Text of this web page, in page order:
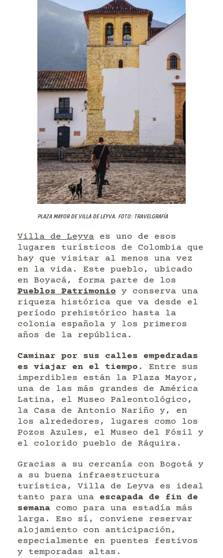
Plaza Mayor de Villa de Leyva. Foto: Travelgrafía
Villa de Leyva es uno de esos
lugares turísticos de Colombia que
hay que visitar al menos una vez
en la vida. Este pueblo, ubicado
en Boyacá, forma parte de los
Pueblos Patrimonio y conserva una
riqueza histórica que va desde el
período prehistórico hasta la
colonia española y los primeros
años de la república.
Caminar por sus calles empedradas
es viajar en el tiempo . Entre sus
imperdibles están la Plaza Mayor,
una de las más grandes de América
Latina, el Museo Paleontológico,
la Casa de Antonio Nariño y, en
los alrededores, lugares como los
Pozos Azules, el Museo del Fósil y
el colorido pueblo de Ráquira.
Gracias a su cercanía con Bogotá y
a su buena infraestructura
turística, Villa de Leyva es ideal
tanto para una escapada de fin de
semana como para una estadía más
larga. Eso sí, conviene reservar
alojamiento con anticipación,
especialmente en puentes festivos
y temporadas altas.